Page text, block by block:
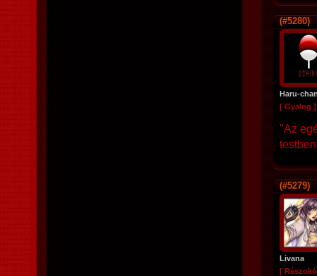
(#5280)
Haru-
[ Gyalog ]
"Az
(#5279)
Livana
[